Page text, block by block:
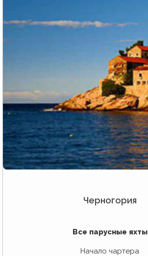
Черногория
Все парусные яхты
Начало чартера